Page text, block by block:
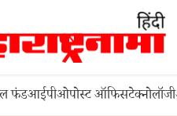
फंडआईपीओपोस्ट ऑफिसटेक्नोलॉजी